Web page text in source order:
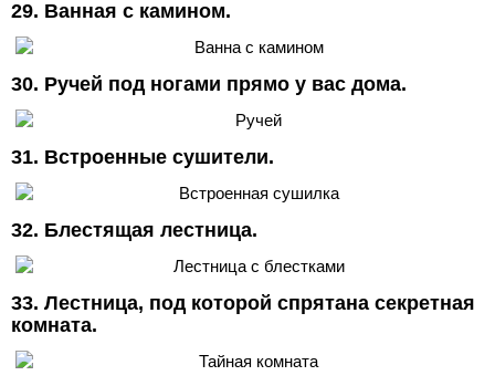
29. Ванная с камином.
30. Ручей под ногами прямо у вас дома.
31. Встроенные сушители.
32. Блестящая лестница.
33. Лестница, под которой спрятана секретная
комната.